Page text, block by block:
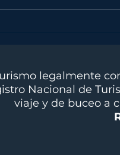
legalmente
Nacional de
viaje y de buceo a